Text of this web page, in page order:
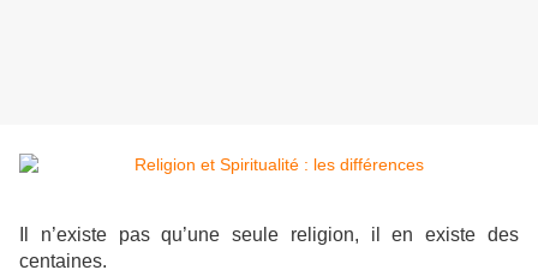
Il n’existe pas qu’une seule religion, il en existe des
centaines.